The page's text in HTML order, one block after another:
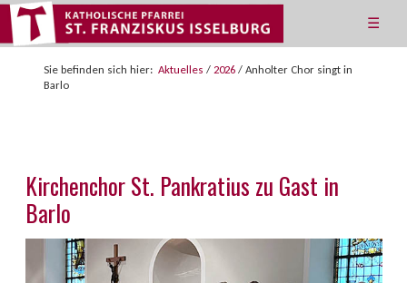
☰
Sie befinden sich hier: Aktuelles / 2026 / Anholter Chor singt in
Barlo
Kirchenchor St. Pankratius zu Gast in
Barlo